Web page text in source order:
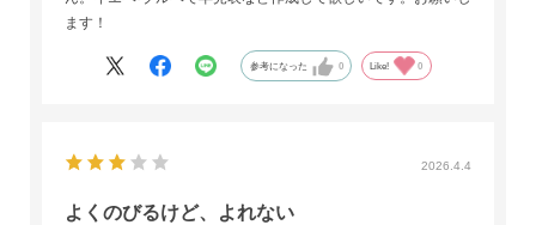
ます！
参考になった 0 Like! 0
2026.4.4
よくのびるけど、よれない